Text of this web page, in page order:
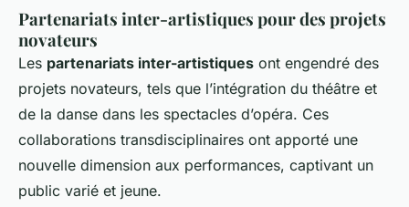
Partenariats inter-artistiques pour des projets
novateurs
Les partenariats inter-artistiques ont engendré des
projets novateurs, tels que l’intégration du théâtre et
de la danse dans les spectacles d’opéra. Ces
collaborations transdisciplinaires ont apporté une
nouvelle dimension aux performances, captivant un
public varié et jeune.